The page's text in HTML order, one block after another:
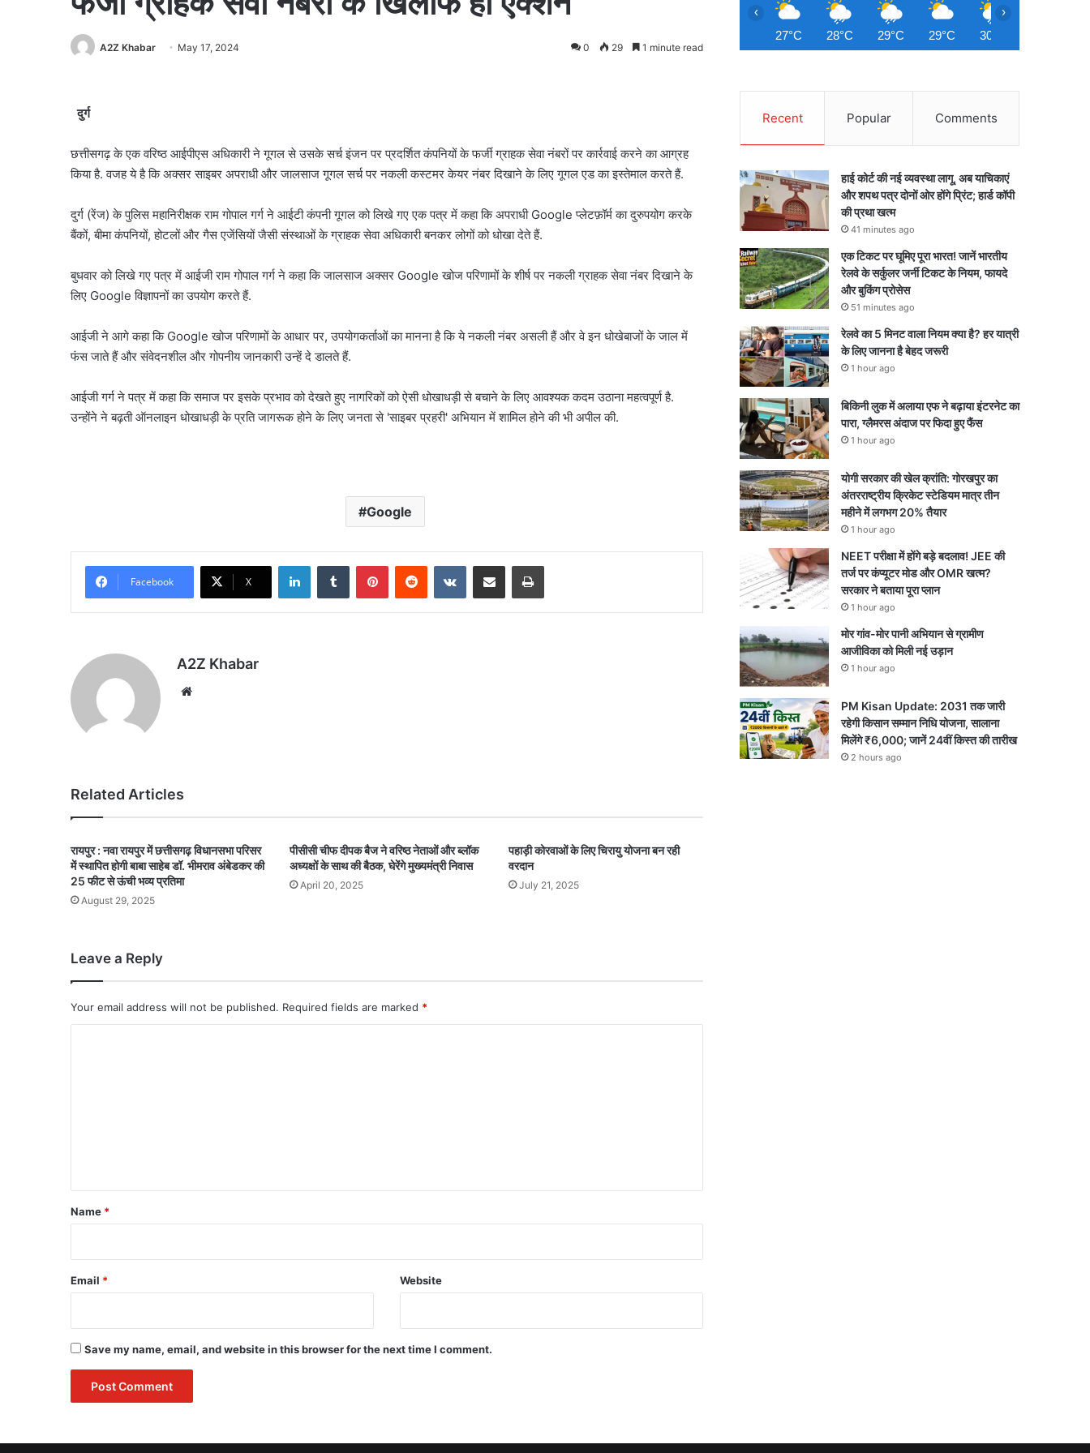
A2Z Khabar May 17, 2024 0 29 1 minute read
दुर्ग
छत्तीसगढ़ के एक वरिष्ठ आईपीएस अधिकारी ने गूगल से उसके सर्च इंजन पर प्रदर्शित कंपनियों के फर्जी ग्राहक सेवा नंबरों पर कार्रवाई करने का आग्रह
किया है. वजह ये है कि अक्सर साइबर अपराधी और जालसाज गूगल सर्च पर नकली कस्टमर केयर नंबर दिखाने के लिए गूगल एड का इस्तेमाल करते हैं.
दुर्ग (रेंज) के पुलिस महानिरीक्षक राम गोपाल गर्ग ने आईटी कंपनी गूगल को लिखे गए एक पत्र में कहा कि अपराधी Google प्लेटफ़ॉर्म का दुरुपयोग करके
बैंकों, बीमा कंपनियों, होटलों और गैस एजेंसियों जैसी संस्थाओं के ग्राहक सेवा अधिकारी बनकर लोगों को धोखा देते हैं.
बुधवार को लिखे गए पत्र में आईजी राम गोपाल गर्ग ने कहा कि जालसाज अक्सर Google खोज परिणामों के शीर्ष पर नकली ग्राहक सेवा नंबर दिखाने के
लिए Google विज्ञापनों का उपयोग करते हैं.
आईजी ने आगे कहा कि Google खोज परिणामों के आधार पर, उपयोगकर्ताओं का मानना ​​है कि ये नकली नंबर असली हैं और वे इन धोखेबाजों के जाल में
फंस जाते हैं और संवेदनशील और गोपनीय जानकारी उन्हें दे डालते हैं.
आईजी गर्ग ने पत्र में कहा कि समाज पर इसके प्रभाव को देखते हुए नागरिकों को ऐसी धोखाधड़ी से बचाने के लिए आवश्यक कदम उठाना महत्वपूर्ण है.
उन्होंने ने बढ़ती ऑनलाइन धोखाधड़ी के प्रति जागरूक होने के लिए जनता से 'साइबर प्रहरी' अभियान में शामिल होने की भी अपील की.
Google
Facebook X
LinkedInTumblr PinterestReddit VKontakteShare via Email Print
A2Z Khabar
Related Articles
रायपुर : नवा रायपुर में छत्तीसगढ़ विधानसभा परिसर
में स्थापित होगी बाबा साहेब डॉ. भीमराव अंबेडकर की
25 फीट से ऊंची भव्य प्रतिमा
August 29, 2025
पीसीसी चीफ दीपक बैज ने वरिष्ठ नेताओं और ब्लॉक
अध्यक्षों के साथ की बैठक, घेरेंगे मुख्यमंत्री निवास
April 20, 2025
पहाड़ी कोरवाओं के लिए चिरायु योजना बन रही
वरदान
July 21, 2025
Leave a Reply
Your email address will not be published. Required fields are marked *
*
Name *
Email * Website
Save my name, email, and website in this browser for the next time I comment.
27°C 28°C 29°C 29°C 30°C
‹ ›
Recent Popular Comments
हाई कोर्ट की नई व्यवस्था लागू, अब याचिकाएं
और शपथ पत्र दोनों ओर होंगे प्रिंट; हार्ड कॉपी
की प्रथा खत्म
41 minutes ago
एक टिकट पर घूमिए पूरा भारत! जानें भारतीय
रेलवे के सर्कुलर जर्नी टिकट के नियम, फायदे
और बुकिंग प्रोसेस
51 minutes ago
रेलवे का 5 मिनट वाला नियम क्या है? हर यात्री
के लिए जानना है बेहद जरूरी
1 hour ago
बिकिनी लुक में अलाया एफ ने बढ़ाया इंटरनेट का
पारा, ग्लैमरस अंदाज पर फिदा हुए फैंस
1 hour ago
योगी सरकार की खेल क्रांति: गोरखपुर का
अंतरराष्ट्रीय क्रिकेट स्टेडियम मात्र तीन
महीने में लगभग 20% तैयार
1 hour ago
NEET परीक्षा में होंगे बड़े बदलाव! JEE की
तर्ज पर कंप्यूटर मोड और OMR खत्म?
सरकार ने बताया पूरा प्लान
1 hour ago
मोर गांव-मोर पानी अभियान से ग्रामीण
आजीविका को मिली नई उड़ान
1 hour ago
PM Kisan Update: 2031 तक जारी
रहेगी किसान सम्मान निधि योजना, सालाना
मिलेंगे ₹6,000; जानें 24वीं किस्त की तारीख
2 hours ago